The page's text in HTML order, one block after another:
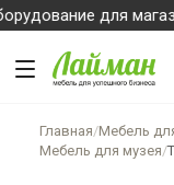
для
Главная/Мебель
Мебель для музея/